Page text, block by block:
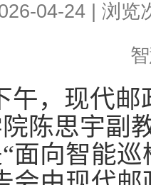
04-24 | 浏览
午，现代
陈思宇副
“面向智能